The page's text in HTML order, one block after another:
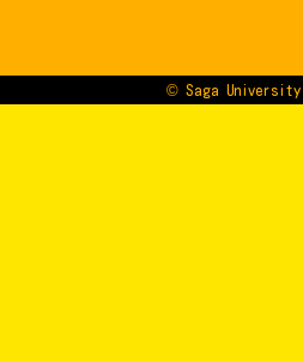
© Saga University